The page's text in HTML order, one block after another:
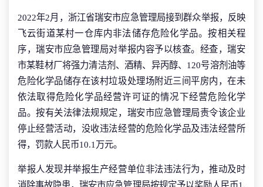
2022年2月，浙江省瑞安市应急管理局接到群众举报，反映
飞云街道某村一仓库内非法储存危险化学品。按相关程
序，瑞安市应急管理局对举报内容予以核查。经查，瑞安
市某鞋材厂将强力清洁剂、酒精、异丙醇、120号溶剂油等
危险化学品储存在该村垃圾处理场附近三间平房内，在未
依法取得危险化学品经营许可证的情况下经营危险化学
品。按有关法律法规规定，瑞安市应急管理局责令该企业
停止经营活动，没收违法经营的危险化学品及违法经营所
得，罚款人民币10.1万元。
举报人发现并举报生产经营单位非法违法行为，推动及时
消除事故隐患，瑞安市应急管理局按规定予以奖励人民币1.